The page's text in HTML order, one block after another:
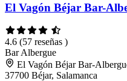
El Vagón Béjar Bar-
4.6 (57 reseñas )
BarAlbergue
El Vagón Béjar Bar-
37700 Béjar, Salamanca